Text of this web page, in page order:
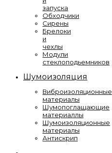
запуска
Обходчики
Сирены
Брелоки
и
чехлы
Модули
стеклоподьемников
Шумоизоляция
Виброизоляционные
материалы
Шумопоглащающие
материаллы
Шумоизоляционные
материалы
Антискрип